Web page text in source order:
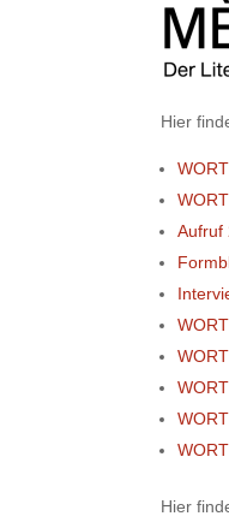
Hier
Aufruf
Hier